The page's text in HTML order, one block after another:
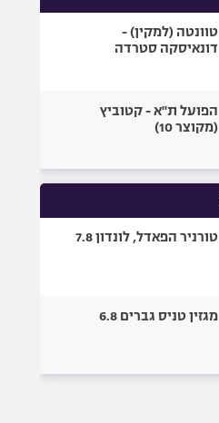
טוונטה (למקין) -
דונאיסקה סטרדה
הפועל ת"א - קטוביץ
(מקוצר 10)
טורניר הפאדל, לונדון 7.8
מגזין טניס גברים 6.8